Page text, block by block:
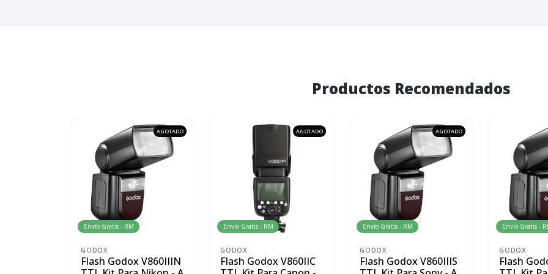
Productos Recomendados
AGOTADO
Envío Gratis - RM
GODOX
Flash Godox V860IIIN
AGOTADO
Envío Gratis - RM
GODOX
Flash Godox V860IIC
AGOTADO
Envío Gratis - RM
GODOX
Flash Godox V860IIIS
Envío Gratis -
GODOX
Flash